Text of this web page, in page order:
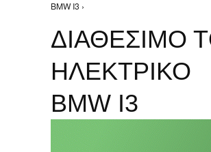
BMW I3 ›
ΔΙΑΘΕΣΙΜΟ
ΗΛΕΚΤΡΙΚΟ
BMW I3